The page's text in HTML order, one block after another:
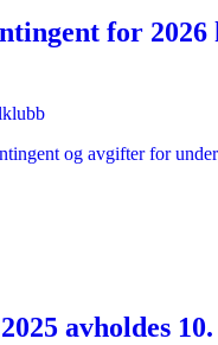
for
og avgifter for
avholdes